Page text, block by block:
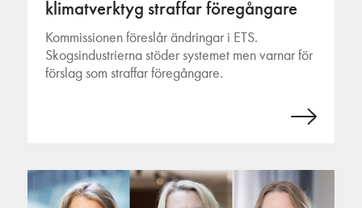
klimatverktyg straffar föregångare
Kommissionen föreslår ändringar i ETS.
Skogsindustrierna stöder systemet men varnar för
förslag som straffar föregångare.